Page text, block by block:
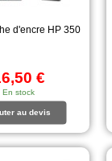
d'encre HP 350
€
En stock
au devis